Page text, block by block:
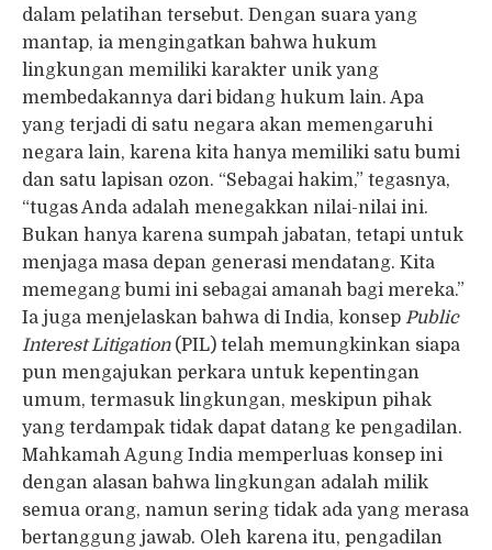
dalam pelatihan tersebut. Dengan suara yang
mantap, ia mengingatkan bahwa hukum
lingkungan memiliki karakter unik yang
membedakannya dari bidang hukum lain. Apa
yang terjadi di satu negara akan memengaruhi
negara lain, karena kita hanya memiliki satu bumi
dan satu lapisan ozon. “Sebagai hakim,” tegasnya,
“tugas Anda adalah menegakkan nilai-nilai ini.
Bukan hanya karena sumpah jabatan, tetapi untuk
menjaga masa depan generasi mendatang. Kita
memegang bumi ini sebagai amanah bagi mereka.”
Ia juga menjelaskan bahwa di India, konsep Public
Interest Litigation(PIL) telah memungkinkan siapa
pun mengajukan perkara untuk kepentingan
umum, termasuk lingkungan, meskipun pihak
yang terdampak tidak dapat datang ke pengadilan.
Mahkamah Agung India memperluas konsep ini
dengan alasan bahwa lingkungan adalah milik
semua orang, namun sering tidak ada yang merasa
bertanggung jawab. Oleh karena itu, pengadilan